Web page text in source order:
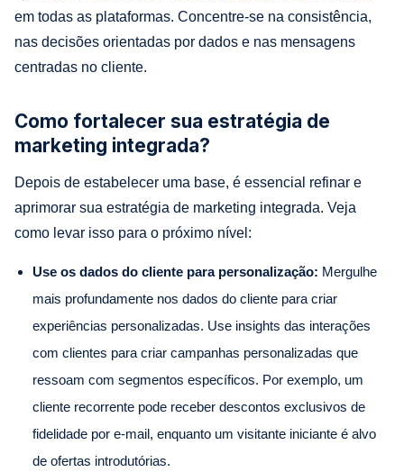
em todas as plataformas. Concentre-se na consistência,
nas decisões orientadas por dados e nas mensagens
centradas no cliente.
Como fortalecer sua estratégia de
marketing integrada?
Depois de estabelecer uma base, é essencial refinar e
aprimorar sua estratégia de marketing integrada. Veja
como levar isso para o próximo nível:
Use os dados do cliente para personalização: Mergulhe
mais profundamente nos dados do cliente para criar
experiências personalizadas. Use insights das interações
com clientes para criar campanhas personalizadas que
ressoam com segmentos específicos. Por exemplo, um
cliente recorrente pode receber descontos exclusivos de
fidelidade por e-mail, enquanto um visitante iniciante é alvo
de ofertas introdutórias.